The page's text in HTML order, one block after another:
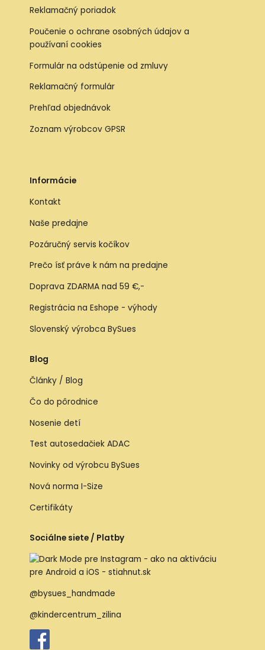
Reklamačný poriadok
Poučenie o ochrane osobných údajov a
používaní cookies
Formulár na odstúpenie od zmluvy
Reklamačný formulár
Prehľad objednávok
Zoznam výrobcov GPSR
Informácie
Kontakt
Naše predajne
Pozáručný servis kočíkov
Prečo ísť práve k nám na predajne
Doprava ZDARMA nad 59 €,-
Registrácia na Eshope - výhody
Slovenský výrobca BySues
Blog
Články / Blog
Čo do pôrodnice
Nosenie detí
Test autosedačiek ADAC
Novinky od výrobcu BySues
Nová norma I-Size
Certifikáty
Sociálne siete / Platby
@bysues_handmade
@kindercentrum_zilina